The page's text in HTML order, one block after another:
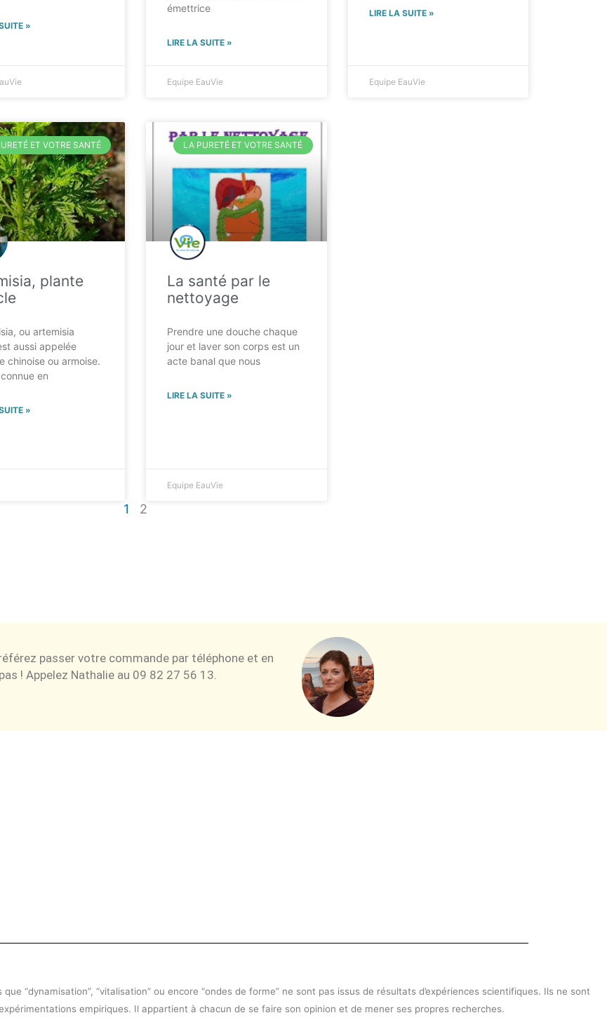
»
émettrice
LIRE LA SUITE »
Equipe EauVie
LIRE LA SUITE »
Equipe EauVie
ET VOTRE SANTÉ
plante
ou artemisia
aussi appelée
chinoise ou armoise.
en
»
LA PURETÉ ET VOTRE SANTÉ
La santé par le
nettoyage
Prendre une douche chaque
jour et laver son corps est un
acte banal que nous
LIRE LA SUITE »
Equipe EauVie
1 2
passer votre commande par téléphone et en
! Appelez Nathalie au 09 82 27 56 13.
“dynamisation”, “vitalisation” ou encore “ondes de forme” ne sont pas issus de résultats d’expériences scientifiques. Ils ne sont
empiriques. Il appartient à chacun de se faire son opinion et de mener ses propres recherches.